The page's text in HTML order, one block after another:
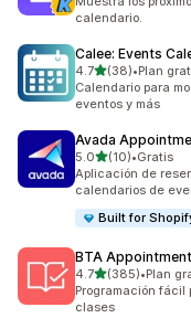
calendario.
Calee: Events
4.7de 5 estrellas
(38)
38 reseñas en total
•Plan
Calendario para
eventos y más
Avada
5.0de 5 estrellas
(10)
10 reseñas en total
•Gratis
Aplicación de
calendarios de
Built for
BTA
4.7de 5 estrellas
(385)
385 reseñas en
•Plan
Programación
clases